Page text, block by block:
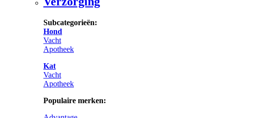
Subcategorieën:
Hond
Vacht
Apotheek
Kat
Vacht
Apotheek
Populaire merken: